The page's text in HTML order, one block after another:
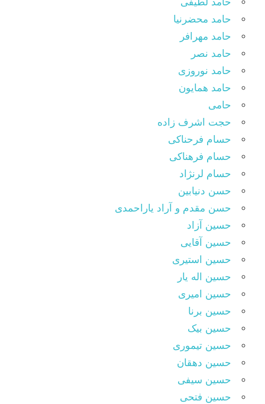
حامد محضرنیا
حامد مهرافر
حامد نصر
حامد نوروزی
حامد همایون
حامی
حجت اشرف زاده
حسام فرحناکی
حسام فرهناکی
حسام لرنژاد
حسن دنیابین
حسن مقدم و آراد یاراحمدی
حسین آزاد
حسین آقایی
حسین استیری
حسین اله یار
حسین امیری
حسین برنا
حسین بیک
حسین تیموری
حسین دهقان
حسین سیفی
حسین فتحی